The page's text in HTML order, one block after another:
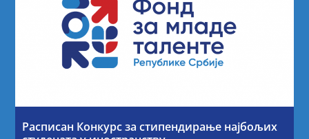
Расписан Конкурс за стипендирање најбољих